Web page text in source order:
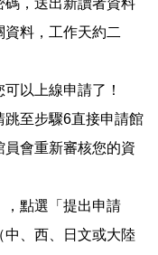
碼，送出新讀者資料
料，工作天約二
以上線申請了！
至步驟6直接申請館
會重新審核您的資
，點選「提出申請
中、西、日文或大陸